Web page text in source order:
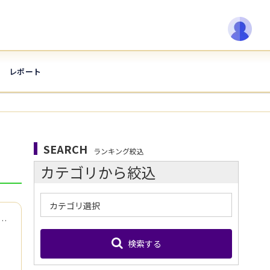
レポート
ような、ワクワクする東京の魅力をお届けします！
SEARCH ランキング絞込
カテゴリから絞込
カテゴリ選択
検索する